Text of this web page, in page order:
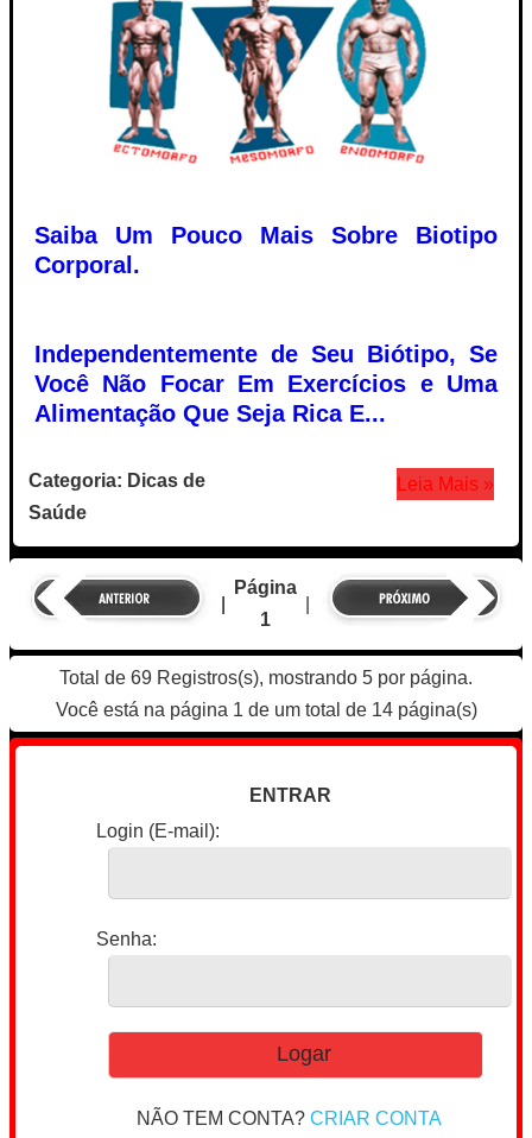
Saiba Um Pouco Mais Sobre Biotipo
Corporal.
Independentemente de Seu Biótipo, Se
Você Não Focar Em Exercícios e Uma
Alimentação Que Seja Rica E...
Categoria: Dicas de
Saúde
Leia Mais »
Página
1
Total de 69 Registros(s), mostrando 5 por página.
Você está na página 1 de um total de 14 página(s)
ENTRAR
Login (E-mail):
Senha:
NÃO TEM CONTA?CRIAR CONTA